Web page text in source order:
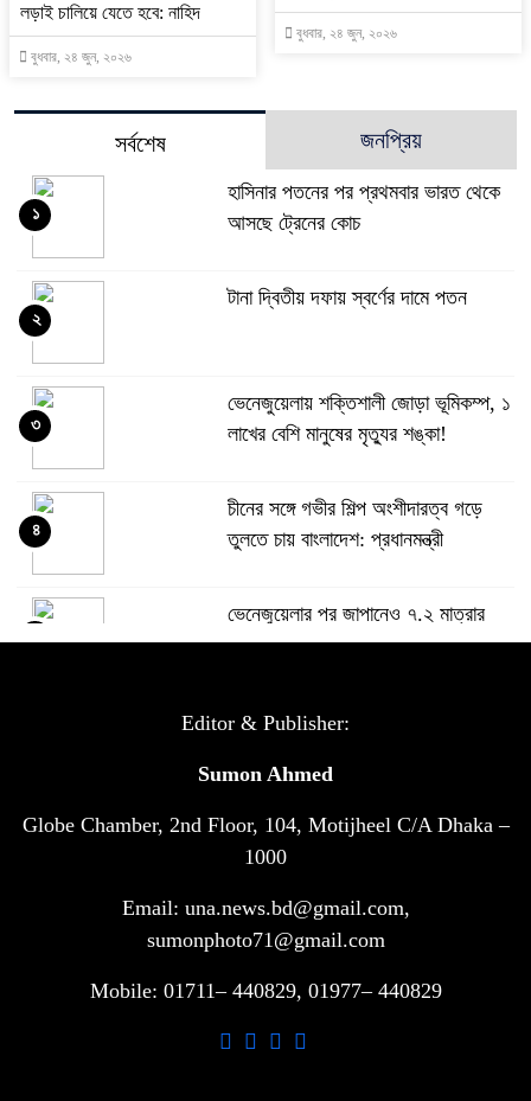
লড়াই চালিয়ে যেতে হবে: নাহিদ
বুধবার, ২৪ জুন, ২০২৬
বুধবার, ২৪ জুন, ২০২৬
সর্বশেষ জনপ্রিয়
হাসিনার পতনের পর প্রথমবার ভারত থেকে
আসছে ট্রেনের কোচ
১
টানা দ্বিতীয় দফায় স্বর্ণের দামে পতন
২
ভেনেজুয়েলায় শক্তিশালী জোড়া ভূমিকম্প, ১
লাখের বেশি মানুষের মৃত্যুর শঙ্কা!
৩
চীনের সঙ্গে গভীর শিল্প অংশীদারত্ব গড়ে
তুলতে চায় বাংলাদেশ: প্রধানমন্ত্রী
৪
ভেনেজুয়েলার পর জাপানেও ৭.২ মাত্রার
শক্তিশালী ভূমিকম্প
টানা ৩ ম্যাচে গোল ভিনির, ইতিহাস বলছে
সরকারি ৩শ কেজি বই বিক্রির অভিযোগ
মাদ্রাসা সুপারের বিরুদ্ধে
গাড়ি বিক্রির পর মালিকানা পরিবর্তনে কঠোর
আ.লীগ ও বিএনপির বিরুদ্ধে সমানভাবে
Editor & Publisher:
Sumon Ahmed
Globe Chamber, 2nd Floor, 104, Motijheel C/A Dhaka –
1000
Email: una.news.bd@gmail.com,
sumonphoto71@gmail.com
Mobile: 01711– 440829, 01977– 440829